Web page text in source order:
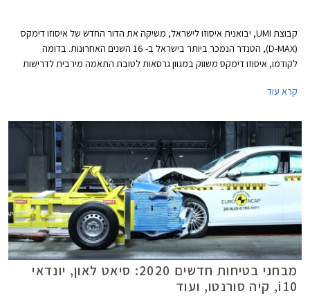
קבוצת UMI, יבואנית איסוזו לישראל, משיקה את הדור החדש של איסוזו דימקס
(D-MAX), הטנדר הנמכר ביותר בישראל ב- 16 השנים האחרונות. בדומה
לקודמו, איסוזו דימקס משווק במגוון גרסאות לטובת התאמה מירבית לדרישות
ידני או אוטומטי, והנעה אחורית או כפולה 4x4.
קרא עוד
מבחני בטיחות חדשים 2020: סיאט לאון, יונדאי
i10, קיה סורנטו, ועוד